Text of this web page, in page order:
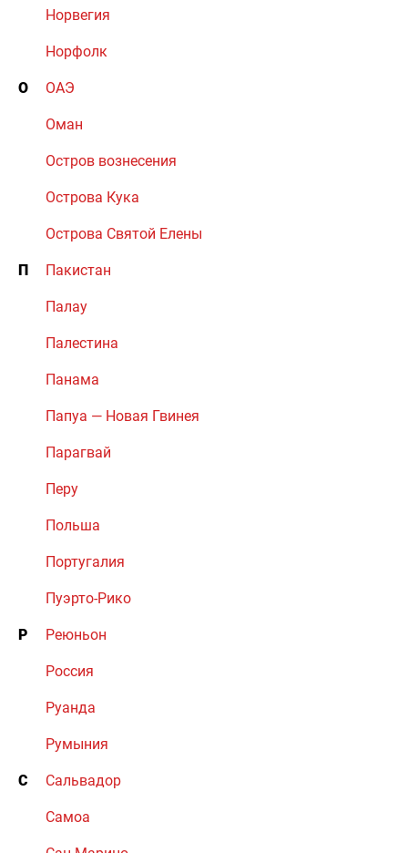
Норвегия
Норфолк
О ОАЭ
Оман
Остров вознесения
Острова Кука
Острова Святой Елены
П Пакистан
Палау
Палестина
Панама
Папуа — Новая Гвинея
Парагвай
Перу
Польша
Португалия
Пуэрто-Рико
Р Реюньон
Россия
Руанда
Румыния
С Сальвадор
Самоа